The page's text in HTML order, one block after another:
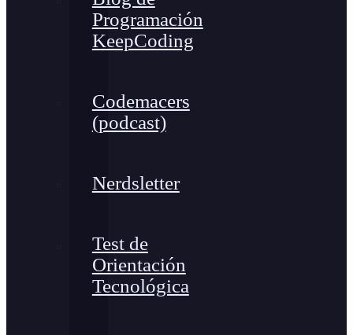
Programación
KeepCoding
Codemacers
(podcast)
Nerdsletter
Test de
Orientación
Tecnológica